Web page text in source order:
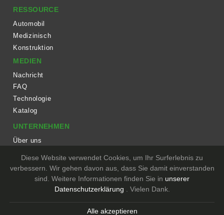
RESSOURCE
Automobil
Medizinisch
Konstruktion
MEDIEN
Nachricht
FAQ
Technologie
Katalog
UNTERNEHMEN
Über uns
Ausrüstung
KONTAKT
Copyright © TIEN DING INDUSTRIAL CO., LTD. All Rights Reserved.
EZB2B
Diese Website verwendet Cookies, um Ihr Surferlebnis zu
verbessern. Wir gehen davon aus, dass Sie damit einverstanden
sind. Weitere Informationen finden Sie in unserer
Datenschutzerklärung . Vielen Dank.
Alle akzeptieren